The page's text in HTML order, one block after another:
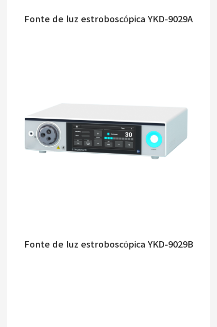
Fonte de luz estroboscópica YKD-9029A
Fonte de luz estroboscópica YKD-9029B